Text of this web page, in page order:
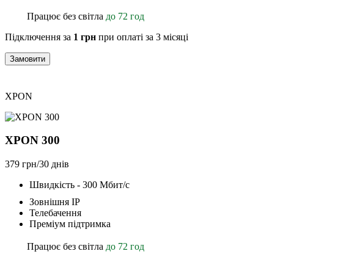
Працює без світла до 72 год
Підключення за 1 грн при оплаті за 3 місяці
Замовити
XPON
XPON 300
379 грн/30 днів
Швидкість - 300 Мбит/с
Зовнішня ІР
Телебачення
Преміум підтримка
Працює без світла до 72 год